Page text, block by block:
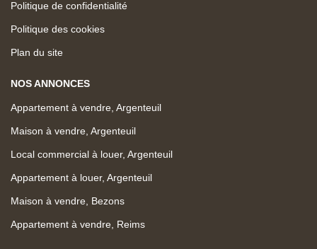
Politique de confidentialité
Politique des cookies
Plan du site
NOS ANNONCES
Appartement à vendre, Argenteuil
Maison à vendre, Argenteuil
Local commercial à louer, Argenteuil
Appartement à louer, Argenteuil
Maison à vendre, Bezons
Appartement à vendre, Reims